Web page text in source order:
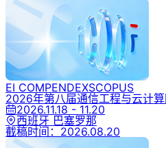
EI COMPENDEXSCOPUS
2026年第八届通信工程与云计
2026.11.18 - 11.20
西班牙 巴塞罗那
截稿时间： 2026.08.20